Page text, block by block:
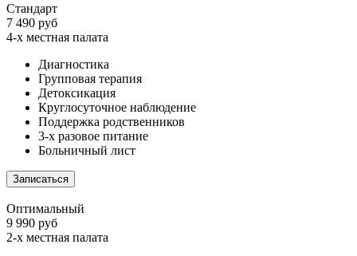
Стандарт
7 490 руб
4-х местная палата
Диагностика
Групповая терапия
Детоксикация
Круглосуточное наблюдение
Поддержка родственников
3-х разовое питание
Больничный лист
Записаться
Оптимальный
9 990 руб
2-х местная палата